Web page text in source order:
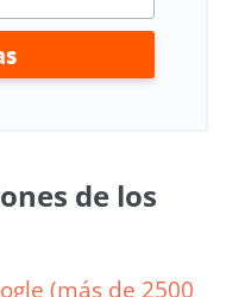
de los
(más de 2500